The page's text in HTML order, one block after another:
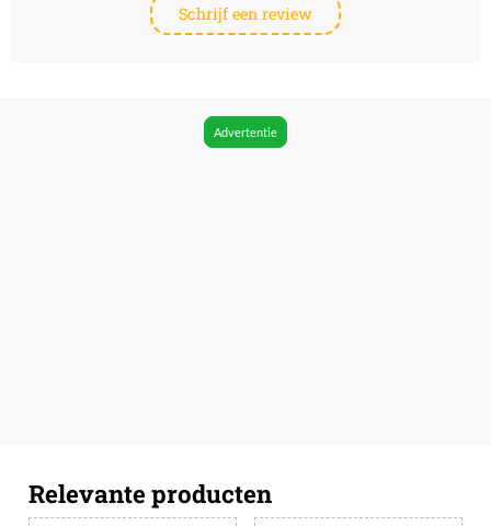
Schrijf een review
Advertentie
Relevante producten